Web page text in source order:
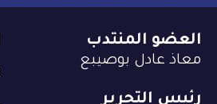
العضو المنتدب
معاذ عادل بوصيبع
رئيس التحرير